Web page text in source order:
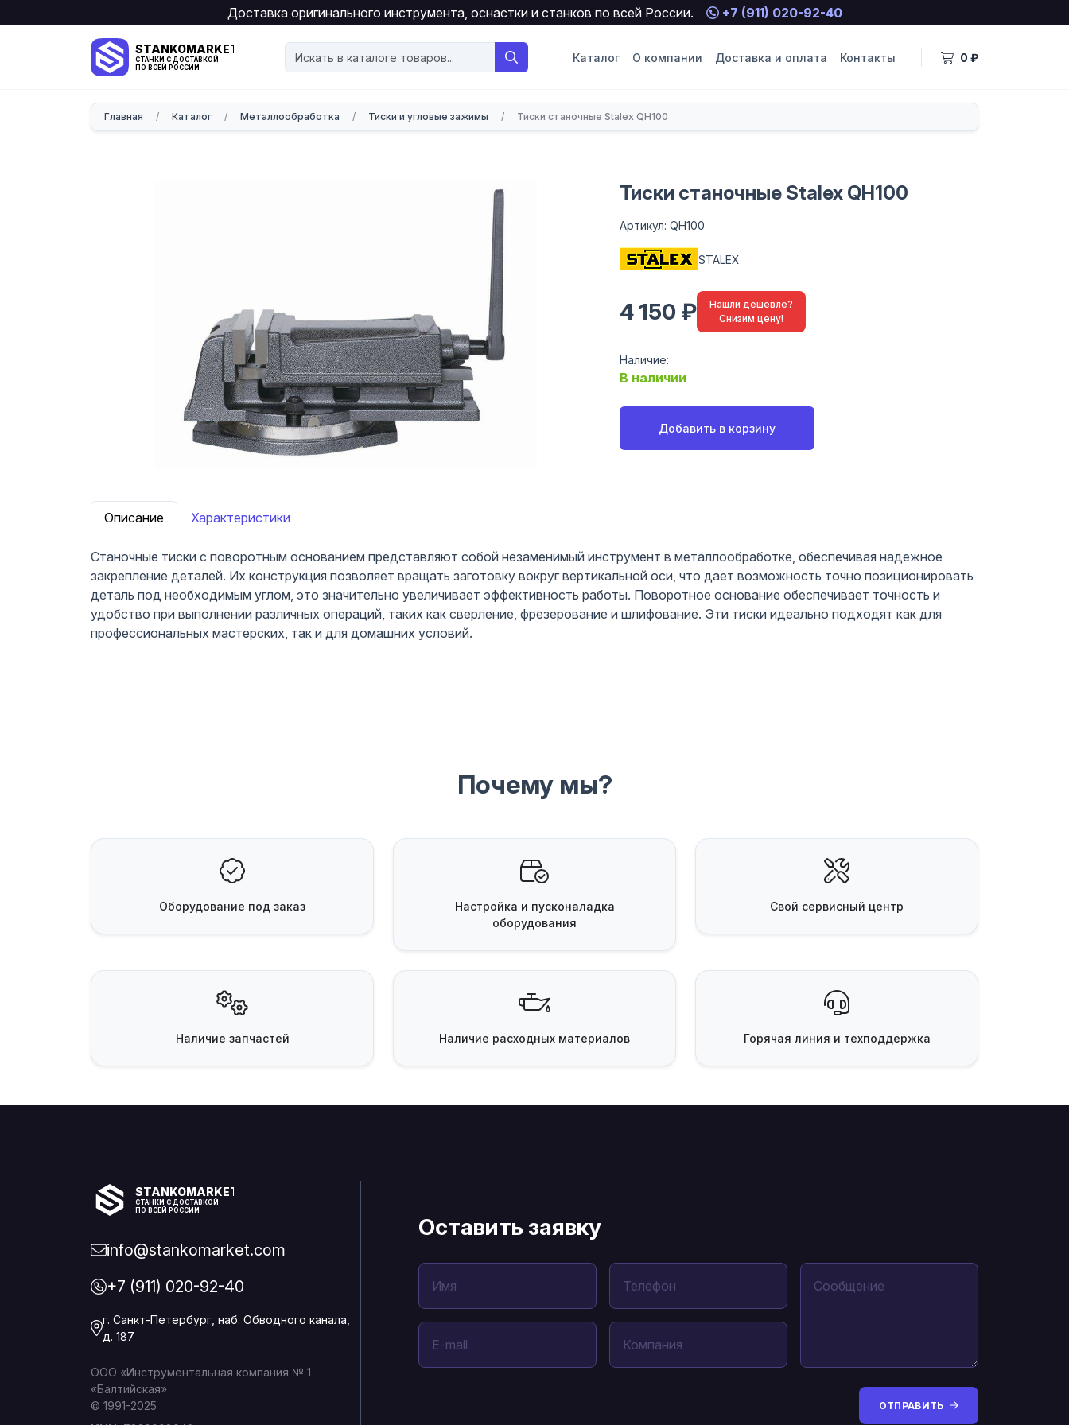
Доставка оригинального инструмента, оснастки и станков по всей России. +7 (911) 020-92-40
STANKOMARKET
СТАНКИ С ДОСТАВКОЙ
ПО ВСЕЙ РОССИИ
Каталог О компании Доставка и оплата Контакты 0 ₽
Главная / Каталог / Металлообработка / Тиски и угловые зажимы / Тиски станочные Stalex QH100
Тиски станочные Stalex QH100
Артикул: QH100
STALEX
4 150 ₽
Нашли дешевле?
Снизим цену!
Наличие:
В наличии
Добавить в корзину
Описание Характеристики
Станочные тиски с поворотным основанием представляют собой незаменимый инструмент в металлообработке, обеспечивая надежное
закрепление деталей. Их конструкция позволяет вращать заготовку вокруг вертикальной оси, что дает возможность точно позиционировать
деталь под необходимым углом, это значительно увеличивает эффективность работы. Поворотное основание обеспечивает точность и
удобство при выполнении различных операций, таких как сверление, фрезерование и шлифование. Эти тиски идеально подходят как для
профессиональных мастерских, так и для домашних условий.
Почему мы?
Оборудование под заказ
Настройка и пусконаладка
оборудования
Свой сервисный центр
Наличие запчастей Наличие расходных материалов Горячая линия и техподдержка
STANKOMARKET
СТАНКИ С ДОСТАВКОЙ
ПО ВСЕЙ РОССИИ
info@stankomarket.com
+7 (911) 020-92-40
г. Санкт-Петербург, наб. Обводного канала,
д. 187
ООО «Инструментальная компания № 1
«Балтийская»
© 1991-2025
Оставить заявку
ОТПРАВИТЬ